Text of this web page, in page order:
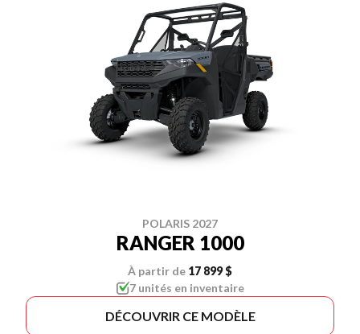
POLARIS 2027
RANGER 1000
À partir de 17 899 $
7 unités en inventaire
DÉCOUVRIR CE MODÈLE